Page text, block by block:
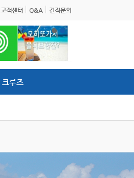
고객센터 Q&A 견적문의
크루즈